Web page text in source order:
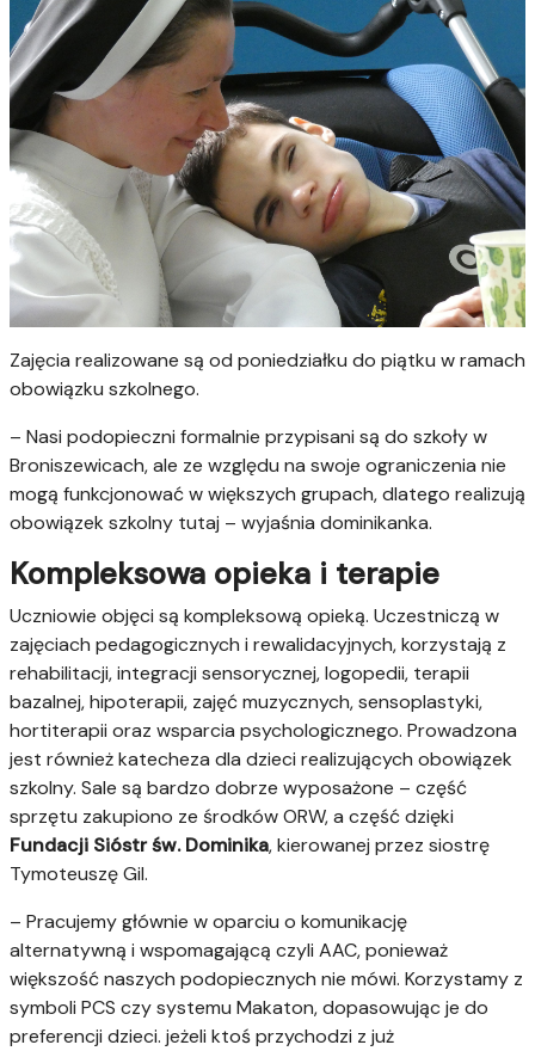
Zajęcia realizowane są od poniedziałku do piątku w ramach
obowiązku szkolnego.
– Nasi podopieczni formalnie przypisani są do szkoły w
Broniszewicach, ale ze względu na swoje ograniczenia nie
mogą funkcjonować w większych grupach, dlatego realizują
obowiązek szkolny tutaj – wyjaśnia dominikanka.
Kompleksowa opieka i terapie
Uczniowie objęci są kompleksową opieką. Uczestniczą w
zajęciach pedagogicznych i rewalidacyjnych, korzystają z
rehabilitacji, integracji sensorycznej, logopedii, terapii
bazalnej, hipoterapii, zajęć muzycznych, sensoplastyki,
hortiterapii oraz wsparcia psychologicznego. Prowadzona
jest również katecheza dla dzieci realizujących obowiązek
szkolny. Sale są bardzo dobrze wyposażone – część
sprzętu zakupiono ze środków ORW, a część dzięki
Fundacji Sióstr św. Dominika, kierowanej przez siostrę
Tymoteuszę Gil.
– Pracujemy głównie w oparciu o komunikację
alternatywną i wspomagającą czyli AAC, ponieważ
większość naszych podopiecznych nie mówi. Korzystamy z
symboli PCS czy systemu Makaton, dopasowując je do
preferencji dzieci. jeżeli ktoś przychodzi z już